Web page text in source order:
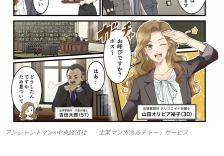
アンシャントマン×中央経済社 「士業マンガカルチャー」サービス